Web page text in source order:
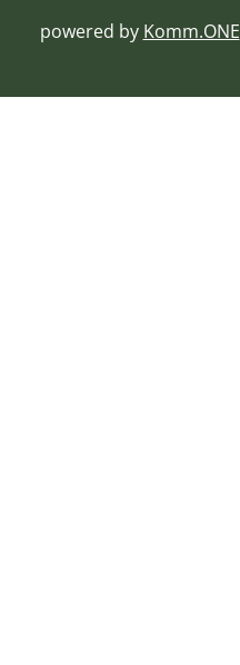
powered by Komm.ONE